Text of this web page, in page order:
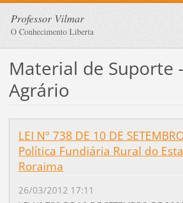
Professor Vilmar
O Conhecimento Liberta
Material de Suporte
Agrário
LEI N° 738 DE 10 DE
Política Fundiária Rural do
Roraima
26/03/2012 17:11